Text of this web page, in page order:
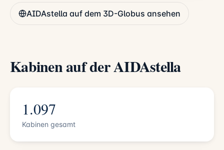
AIDAstella auf dem 3D-Globus ansehen
Kabinen auf der AIDAstella
1.097
Kabinen gesamt